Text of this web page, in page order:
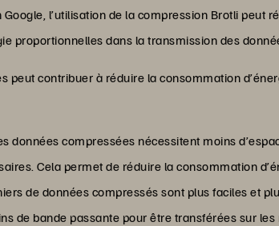
Google, l’utilisation de la compression Brotli peut
proportionnelles dans la transmission des
peut contribuer à réduire la consommation
données compressées nécessitent moins
Cela permet de réduire la consommation
de données compressés sont plus faciles et
de bande passante pour être transférées sur